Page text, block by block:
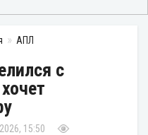
АПЛ
с
15:50